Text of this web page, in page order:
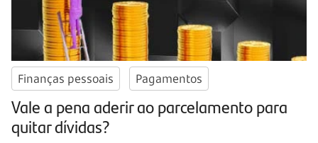
Finanças pessoais Pagamentos
Vale a pena aderir ao parcelamento para
quitar dívidas?